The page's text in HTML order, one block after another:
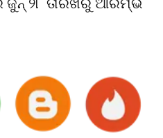
ଜୁନ୍ ୨୮ ତାରିଖରୁ ଆରମ୍ଭ